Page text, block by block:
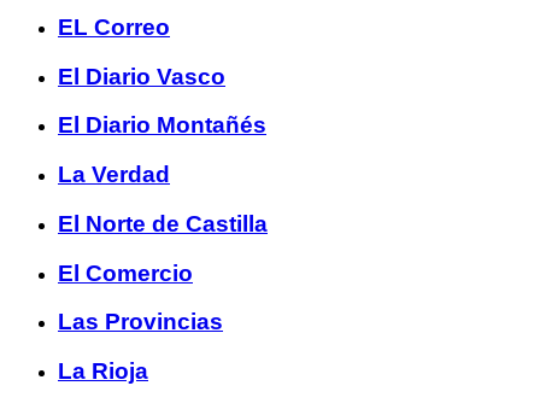
EL Correo
El Diario Vasco
El Diario Montañés
La Verdad
El Norte de Castilla
El Comercio
Las Provincias
La Rioja